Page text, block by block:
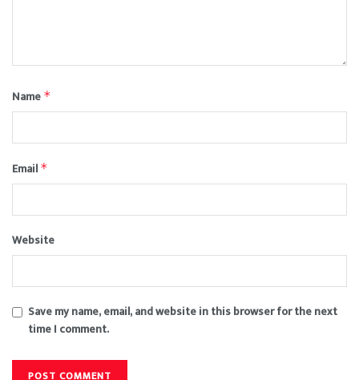
Name *
Email *
Website
Save my name, email, and website in this browser for the next
time I comment.